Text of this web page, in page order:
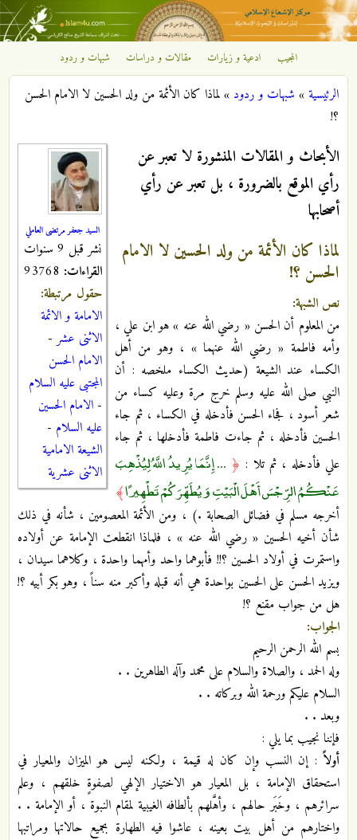
تجاوز إلى المحتوى الرئيسي
مركز
الإشعاع
الإسلامي
المجيب ادعية و زيارات مقالات و دراسات شبهات و ردود
أنت هنا
الرئيسية» شبهات و ردود »لماذا كان الأئمة من ولد الحسين لا الامام الحسن
؟!
السيد جعفر مرتضى العاملي
نشر قبل 9 سنوات
القراءات:
حقول مرتبطة:
الامامة و الائمة
الاثنى عشر -
الامام الحسن
المجتبى عليه السلام
- الامام الحسين
عليه السلام -
الشيعة الامامية
الاثنى عشرية
الأبحاث و المقالات المنشورة لا تعبر عن
رأي الموقع بالضرورة ، بل تعبر عن رأي
أصحابها
لماذا كان الأئمة من ولد الحسين لا الامام
الحسن ؟!
نص الشبهة:
من المعلوم أن الحسن « رضي الله عنه » هو ابن علي ،
وأمه فاطمة « رضي الله عنهما » ، وهو من أهل
الكساء عند الشيعة (حديث الكساء ملخصه : أن
النبي صلى الله عليه وسلم خرج مرة وعليه كساء من
شعر أسود ، فجاء الحسن فأدخله في الكساء ، ثم جاء
الحسين فأدخله ، ثم جاءت فاطمة فأدخلها ، ثم جاء
علي فأدخله ، ثم تلا : ﴿ ... إِنَّمَا يُرِيدُ اللَّهُ لِيُذْهِبَ
عَنْكُمُ الرِّجْسَ أَهْلَ الْبَيْتِ وَيُطَهِّرَكُمْ تَطْهِيرًا﴾
أخرجه مسلم في فضائل الصحابة .) ، ومن الأئمة المعصومين ، شأنه في ذلك
شأن أخيه الحسين « رضي الله عنه » ، فلماذا انقطعت الإمامة عن أولاده
واستمرت في أولاد الحسين ؟!! فأبوهما واحد وأمهما واحدة ، وكلاهما سيدان ،
ويزيد الحسن على الحسين بواحدة هي أنه قبله وأكبر منه سناً ، وهو بكر أبيه ؟!
هل من جواب مقنع ؟!
الجواب:
بسم الله الرحمن الرحيم
وله الحمد ، والصلاة والسلام على محمد وآله الطاهرين . .
السلام عليكم ورحمة الله وبركاته . .
وبعد . .
فإننا نجيب بما يلي :
أولاً : إن النسب وإن كان له قيمة ، ولكنه ليس هو الميزان والمعيار في
استحقاق الإمامة ، بل المعيار هو الاختيار الإلهي لصفوةٍ خلقهم ، وعلم
سرائرهم ، وخَبَر حالهم ، وأهَّلهم بألطافه الغيبية لمقام النبوة ، أو الإمامة . .
واختارهم من أهل بيت بعينه ، عاشوا فيه الطهارة بجميع حالاتها ومراتبها